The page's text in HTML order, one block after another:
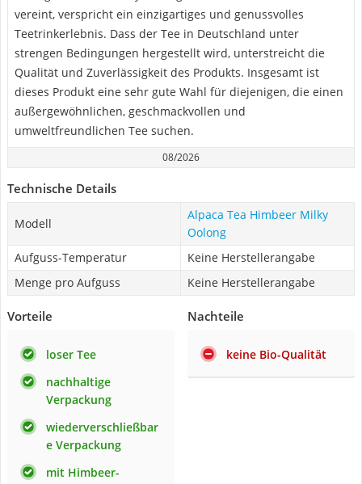
vereint, verspricht ein einzigartiges und genussvolles
Teetrinkerlebnis. Dass der Tee in Deutschland unter
strengen Bedingungen hergestellt wird, unterstreicht die
Qualität und Zuverlässigkeit des Produkts. Insgesamt ist
dieses Produkt eine sehr gute Wahl für diejenigen, die einen
außergewöhnlichen, geschmackvollen und
umweltfreundlichen Tee suchen.
08/2026
Technische Details
Modell
Alpaca Tea Himbeer Milky
Oolong
Aufguss-Temperatur
Keine Herstellerangabe
Menge pro Aufguss
Keine Herstellerangabe
Vorteile
loser Tee
nachhaltige
Verpackung
wiederverschließbar
e Verpackung
mit Himbeer-
Nachteile
keine Bio-Qualität